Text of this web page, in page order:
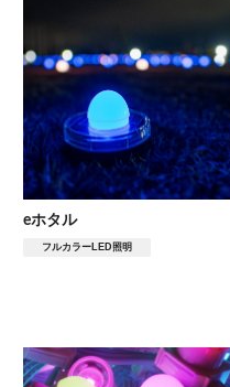
eホタル
フルカラーLED照明